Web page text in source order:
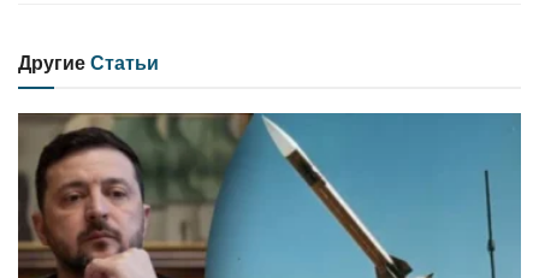
ДругиеСтатьи